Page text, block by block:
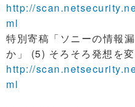
http://
ml
特別寄稿「ソニーの情報
か」 (5) そろそろ発想を
http://
ml